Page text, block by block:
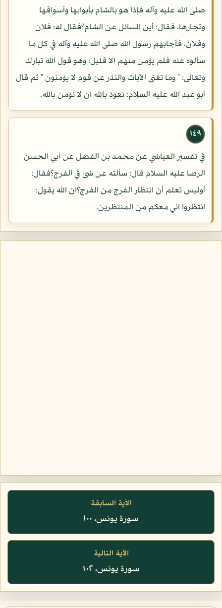
صلى الله عليه وآله فإذا هو بالشام بأبوابها وأسواقها
وتجارها، فقال: أين السائل عن الشام؟فقال له: فلان
وفلان، فأجابهم رسول الله صلى الله عليه وآله في كل ما
سألوه عنه فلم يؤمن منهم الا قليل: وهو قول الله تبارك
وتعالى: " وما تغنى الآيات والنذر عن قوم لا يؤمنون " ثم قال
أبو عبد الله عليه السلام: نعوذ بالله ان لا نؤمن بالله.
١٤٩
في تفسير العياشي عن محمد بن الفضل عن أبي الحسن
الرضا عليه السلام قال: سألته عن شئ في الفرج؟فقال:
أوليس تعلم أن انتظار الفرج من الفرج؟ان الله يقول:
انتظروا اني معكم من المنتظرين.
الآية السابقة
سورة يونس، ١٠٠
الآية التالية
سورة يونس، ١٠٢